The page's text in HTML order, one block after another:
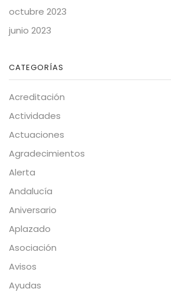
octubre 2023
junio 2023
CATEGORÍAS
Acreditación
Actividades
Actuaciones
Agradecimientos
Alerta
Andalucía
Aniversario
Aplazado
Asociación
Avisos
Ayudas